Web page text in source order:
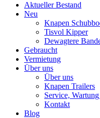
Aktueller Bestand
Neu
Knapen
Tisvol Kipper
Dewagtere
Gebraucht
Vermietung
Über uns
Über uns
Knapen Trailers
Service,
Kontakt
Blog